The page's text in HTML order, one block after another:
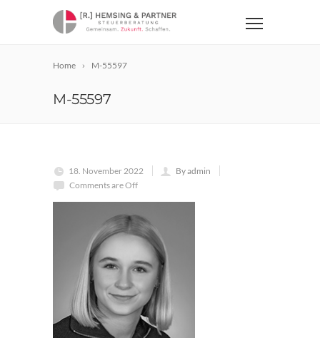
Home M-55597
M-55597
18. November 2022
By admin
Comments are Off